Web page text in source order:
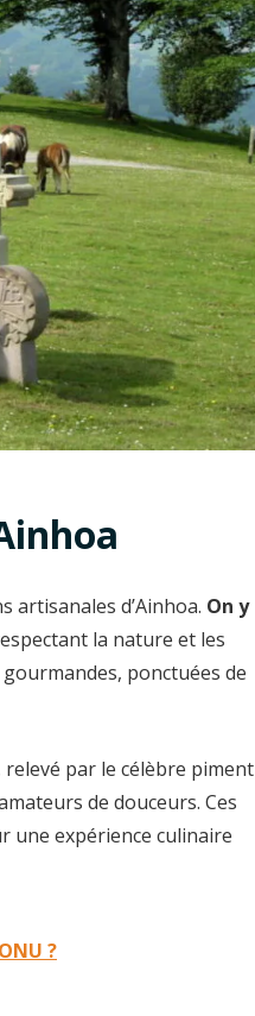
artisanales d’Ainhoa. On y
la nature et les
ponctuées de
relevé par le célèbre piment
de douceurs. Ces
une expérience culinaire
?